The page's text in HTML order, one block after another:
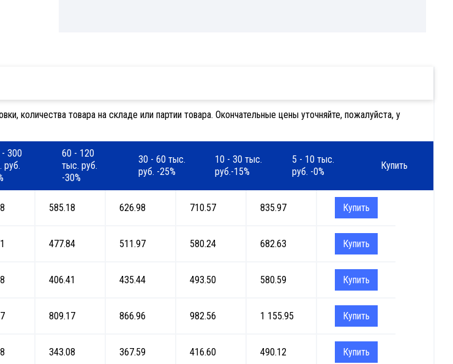
количества товара на складе или партии товара. Окончательные цены уточняйте, пожалуйста, у
300
руб.
60 - 120
тыс. руб.
-30%
30 - 60 тыс.
руб. -25%
10 - 30 тыс.
руб.-15%
5 - 10 тыс.
руб. -0%
Купить
585.18 626.98 710.57 835.97 Купить
477.84 511.97 580.24 682.63 Купить
406.41 435.44 493.50 580.59 Купить
809.17 866.96 982.56 1 155.95 Купить
343.08 367.59 416.60 490.12 Купить